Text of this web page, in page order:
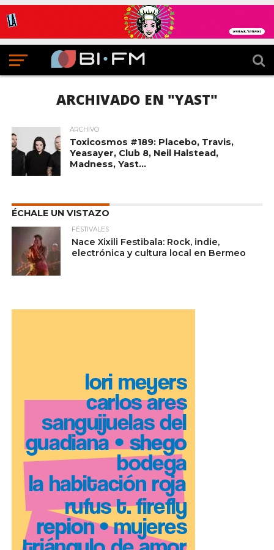
ARCHIVADO EN "YAST"
ARCHIVO
Toxicosmos #189: Placebo, Travis,
Yeasayer, Club 8, Neil Halstead,
Madness, Yast…
ÉCHALE UN VISTAZO
FESTIVALES
Nace Xixili Festibala: Rock, indie,
electrónica y cultura local en Bermeo